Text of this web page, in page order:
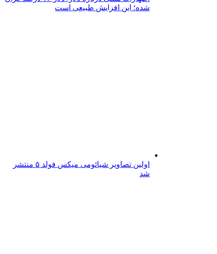
شده؛ این افزایش طبیعی است
اولین تصاویر شیائومی میکس فولد ۵ منتشر
شد